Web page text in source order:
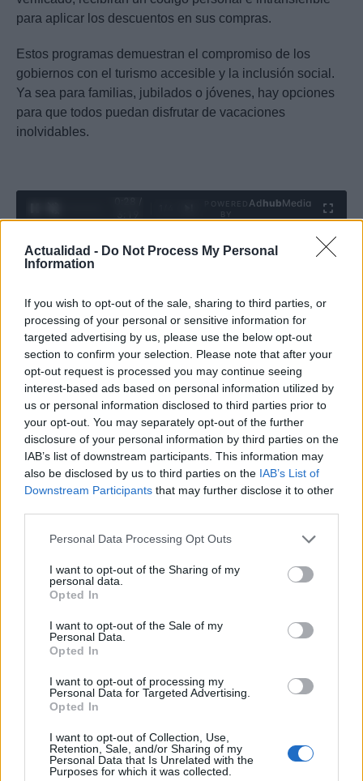
Actualidad - Do Not Process My Personal
Information
If you wish to opt-out of the sale, sharing to third parties, or
processing of your personal or sensitive information for
targeted advertising by us, please use the below opt-out
section to confirm your selection. Please note that after your
opt-out request is processed you may continue seeing
interest-based ads based on personal information utilized by
us or personal information disclosed to third parties prior to
your opt-out. You may separately opt-out of the further
disclosure of your personal information by third parties on the
IAB’s list of downstream participants. This information may
also be disclosed by us to third parties on the IAB’s List of
Downstream Participants that may further disclose it to other
Please note that this website/app uses one or more Google
not limited to your visit or usage behaviour. You may click to
grant or deny consent to Google and its third-party tags to
use your data for below specified purposes in below Google
consent section.
Personal Data Processing Opt Outs
I want to opt-out of the Sharing of my
personal data.
Opted In
I want to opt-out of the Sale of my
Personal Data.
Opted In
I want to opt-out of processing my
Personal Data for Targeted Advertising.
Opted In
I want to opt-out of Collection, Use,
Retention, Sale, and/or Sharing of my
Personal Data that Is Unrelated with the
Purposes for which it was collected.
para aplicar los descuentos en sus compras.
Estos programas demuestran el compromiso de los
gobiernos con el turismo accesible y la inclusión social.
Ya sea para familias, jubilados o jóvenes, hay opciones
para que todos puedan disfrutar de vacaciones
inolvidables.
Ad hubMedia
Diego Morales
Diego Morales escribe igual de bien sobre la táctica de un derbi
madrileño y una ruta gastronómica por Asturias. Periodismo deportivo
con contexto y crónica de viaje con itinerario real.
Contacto:
Más leídos
MEDIO AMBIENTE